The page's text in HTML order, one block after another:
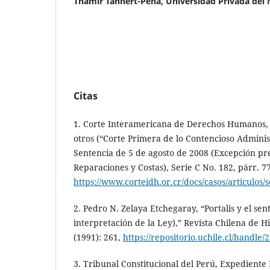
Citas
1. Corte Interamericana de Derechos
otros (“Corte Primera de lo Contencioso
Sentencia de 5 de agosto de 2008 (Excepción
Reparaciones y Costas), Serie C No. 182, párr.
https://www.corteidh.or.cr/docs/casos/articulos/
2. Pedro N. Zelaya Etchegaray, “Portalis y el
interpretación de la Ley),” Revista Chilena de
(1991): 261, https://repositorio.uchile.cl/handle/
3. Tribunal Constitucional del Perú, Expediente